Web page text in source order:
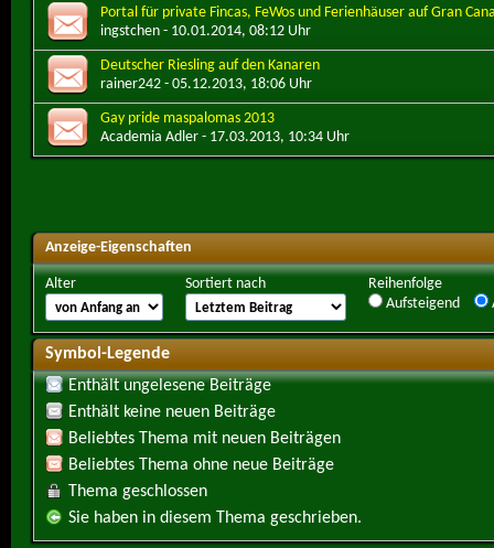
Portal für private Fincas, FeWos und Ferienhäuser auf Gran
ingstchen - 10.01.2014, 08:12 Uhr
Deutscher Riesling auf den Kanaren
rainer242 - 05.12.2013, 18:06 Uhr
Gay pride maspalomas 2013
Academia Adler - 17.03.2013, 10:34 Uhr
Anzeige-Eigenschaften
Alter Sortiert nach
Reihenfolge
Aufsteigend
Symbol-Legende
Enthält ungelesene Beiträge
Enthält keine neuen Beiträge
Beliebtes Thema mit neuen Beiträgen
Beliebtes Thema ohne neue Beiträge
Thema geschlossen
Sie haben in diesem Thema geschrieben.